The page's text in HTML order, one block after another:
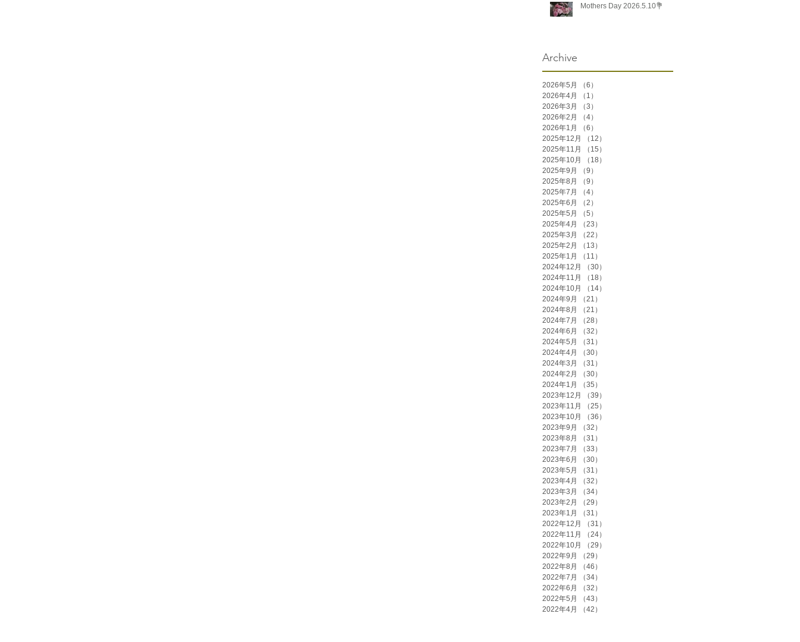
Mothers Day 2026.5.10💐
Archive
2026年5月 （6）
2026年4月
（1）
2026年3月
（3）
2026年2月
（4）
2026年1月
（6）
2025年12月
（12）
2025年11月
（15）
2025年10月
（18）
2025年9月
（9）
2025年8月
（9）
2025年7月
（4）
2025年6月
（2）
2025年5月
（5）
2025年4月
（23）
2025年3月
（22）
2025年2月
（13）
2025年1月
（11）
2024年12月
（30）
2024年11月
（18）
2024年10月
（14）
2024年9月
（21）
2024年8月
（21）
2024年7月
（28）
2024年6月
（32）
2024年5月
（31）
2024年4月
（30）
2024年3月
（31）
2024年2月
（30）
2024年1月
（35）
2023年12月
（39）
2023年11月
（25）
2023年10月
（36）
2023年9月
（32）
2023年8月
（31）
2023年7月
（33）
2023年6月
（30）
2023年5月
（31）
2023年4月
（32）
2023年3月
（34）
2023年2月
（29）
2023年1月
（31）
2022年12月
（31）
2022年11月
（24）
2022年10月
（29）
2022年9月
（29）
2022年8月
（46）
2022年7月
（34）
2022年6月
（32）
2022年5月
（43）
2022年4月
（42）